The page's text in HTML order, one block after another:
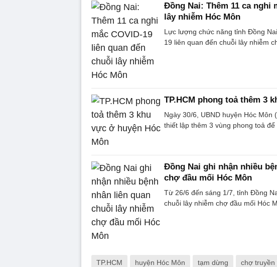
Đồng Nai: Thêm 11 ca nghi
lây nhiễm Hóc Môn
Lực lượng chức năng tỉnh Đồng
19 liên quan đến chuỗi lây nhiễm
TP.HCM phong toả thêm 3
Ngày 30/6, UBND huyện Hóc Môn
thiết lập thêm 3 vùng phong toả
Đồng Nai ghi nhận nhiều
chợ đầu mối Hóc Môn
Từ 26/6 đến sáng 1/7, tỉnh Đồng
chuỗi lây nhiễm chợ đầu mối Hóc
TP.HCM huyện Hóc Môn tạm dừng chợ truyền